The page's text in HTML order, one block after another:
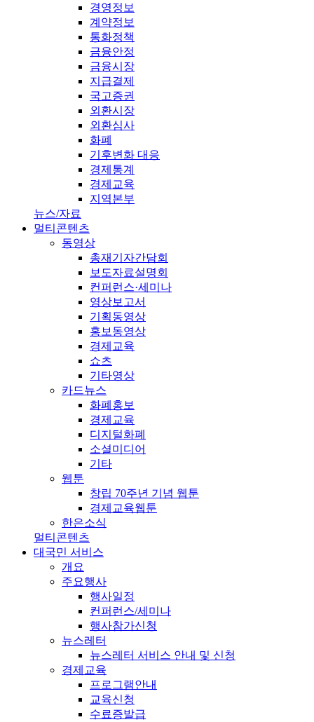
경영정보
계약정보
통화정책
금융안정
금융시장
지급결제
국고증권
외환시장
외환심사
화폐
기후변화 대응
경제통계
경제교육
지역본부
뉴스/자료
멀티콘텐츠
동영상
총재기자간담회
보도자료설명회
컨퍼런스·세미나
영상보고서
기획동영상
홍보동영상
경제교육
쇼츠
기타영상
카드뉴스
화폐홍보
경제교육
디지털화폐
소셜미디어
기타
웹툰
창립 70주년 기념 웹툰
경제교육웹툰
한은소식
멀티콘텐츠
대국민 서비스
개요
주요행사
행사일정
컨퍼런스/세미나
행사참가신청
뉴스레터
뉴스레터 서비스 안내 및 신청
경제교육
프로그램안내
교육신청
수료증발급